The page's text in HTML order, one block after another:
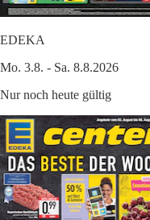
EDEKA
Mo. 3.8. - Sa. 8.8.2026
Nur noch heute gültig